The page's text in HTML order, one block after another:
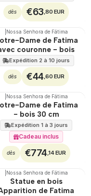
dès €63,80 EUR
Nossa Senhora de Fátima
Dame de Fatima
couronne - bois
Expédition 2 à 10 jours
dès €44,60 EUR
Nossa Senhora de Fátima
Dame de Fatima
- bois 30 cm
Expédition 1 à 3 jours
Cadeau inclus
dès €774,14 EUR
Nossa Senhora de Fátima
Statue en bois
de Fatima